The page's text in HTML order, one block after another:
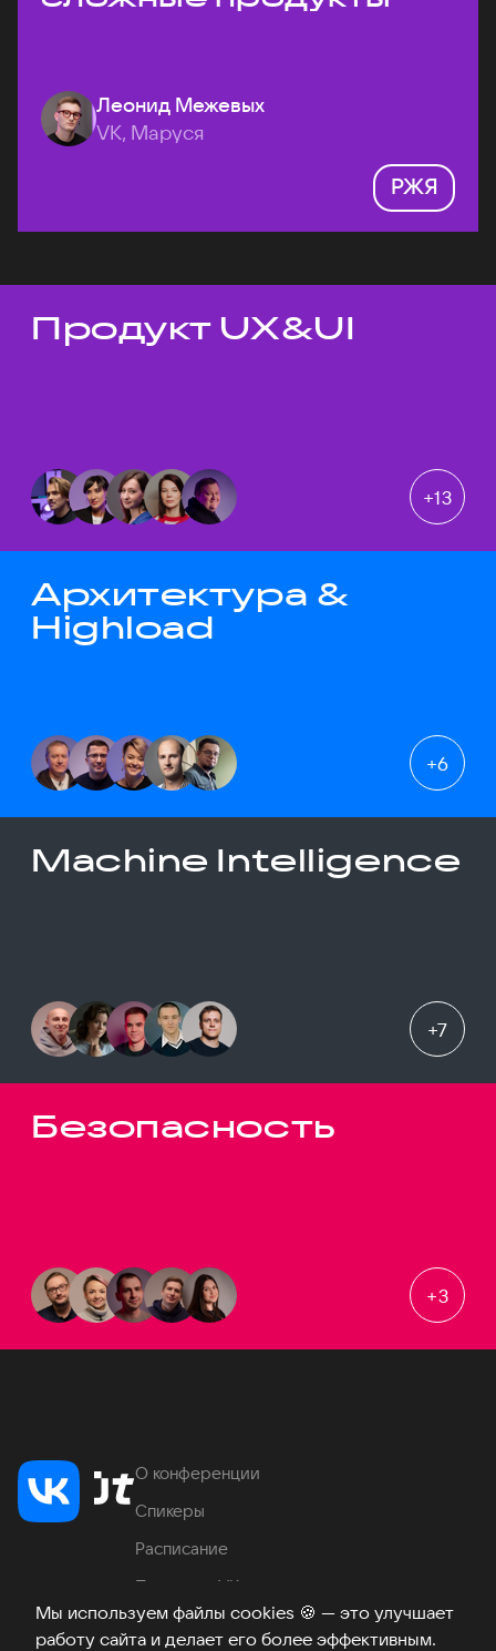
Мы используем файлы cookies 🍪 — это улучшает
работу сайта и делает его более эффективным.
Леонид Межевых
VK, Маруся
РЖЯ
Темы докладов
Продукт UX&UI
+13
Архитектура &
Highload
+6
Machine Intelligence
+7
Безопасность
+3
О конференции
Спикеры
Расписание
Продукты VK
Место проведения